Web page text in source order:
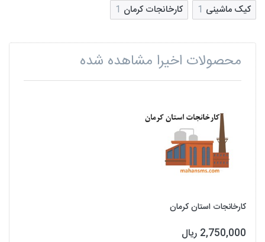
کیک ماشینی 1 کارخانجات کرمان 1
محصولات اخیرا مشاهده شده
کارخانجات استان کرمان
2,750,000 ریال